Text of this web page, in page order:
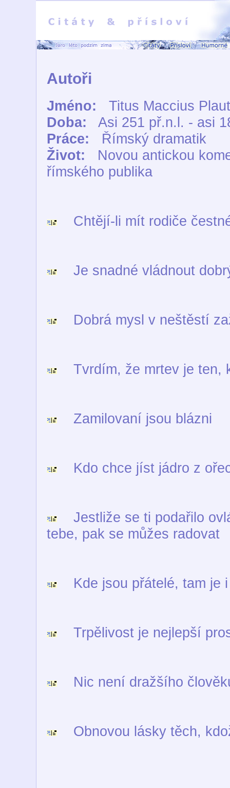
Autoři
Jméno:
Titus Maccius
Doba:
Asi 251 př.n.l. - asi
Práce:
Římský dramatik
Život:
Novou antickou
římského publika
Chtějí-li mít rodiče
Je snadné vládnout
Dobrá mysl v neštěstí
Tvrdím, že mrtev je ten,
Zamilovaní jsou blázni
Kdo chce jíst jádro z
Jestliže se ti podařilo
tebe, pak se můžes radovat
Kde jsou přátelé, tam je i
Trpělivost je nejlepší
Nic není dražšího
Obnovou lásky těch,